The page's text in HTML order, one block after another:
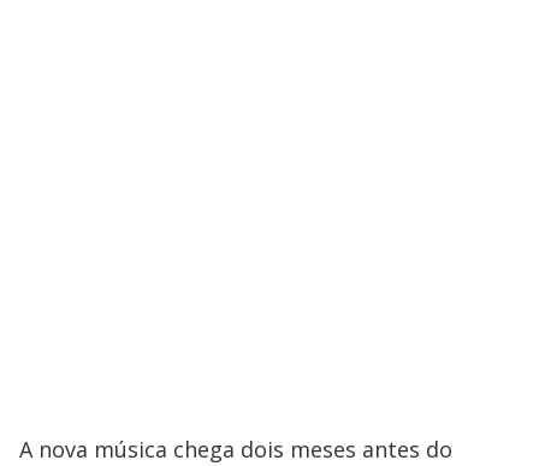
A nova música chega dois meses antes do